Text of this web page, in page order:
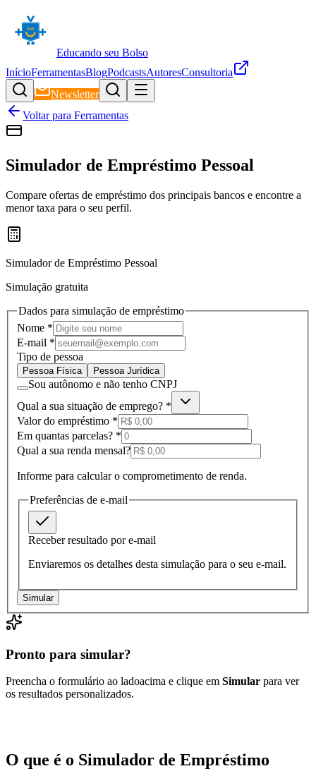
Educando seu Bolso
InícioFerramentasBlogPodcastsAutoresConsultoria
Newsletter
Voltar para Ferramentas
Simulador de Empréstimo Pessoal
Compare ofertas de empréstimo dos principais bancos e encontre a
menor taxa para o seu perfil.
Simulador de Empréstimo Pessoal
Simulação gratuita
Dados para simulação de empréstimo
Nome *
E-mail *
Tipo de pessoa
Pessoa Física Pessoa Jurídica
Sou autônomo e não tenho CNPJ
Qual a sua situação de emprego? *
Valor do empréstimo *
Em quantas parcelas? *
Qual a sua renda mensal?
Informe para calcular o comprometimento de renda.
Preferências de e-mail
Receber resultado por e-mail
Enviaremos os detalhes desta simulação para o seu e-mail.
Simular
Pronto para simular?
Preencha o formulário ao ladoacima e clique em Simular para ver
os resultados personalizados.
O que é o Simulador de Empréstimo